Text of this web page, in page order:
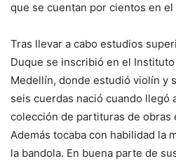
que se cuentan por cientos en
Tras llevar a cabo estudios
Duque se inscribió en el
Medellín, donde estudió violín y
seis cuerdas nació cuando llegó
colección de partituras de obras
Además tocaba con habilidad la
la bandola. En buena parte de